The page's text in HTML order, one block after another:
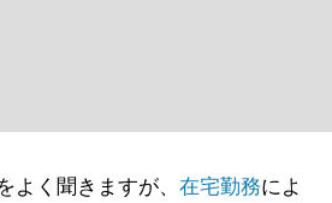
よく聞きますが、 在宅勤務によ